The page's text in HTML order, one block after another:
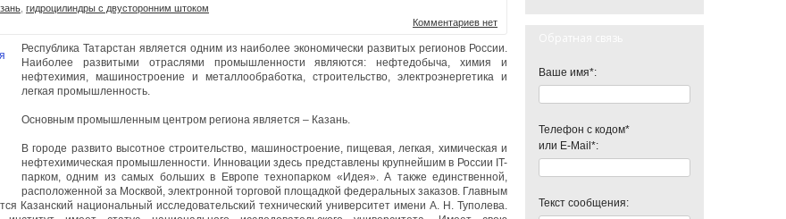
гидроцилиндры с двусторонним штоком
Комментариев нет
Республика Татарстан является одним из наиболее экономически развитых регионов России.
Наиболее развитыми отраслями промышленности являются: нефтедобыча, химия и
нефтехимия, машиностроение и металлообработка, строительство, электроэнергетика и
легкая промышленность.
Основным промышленным центром региона является – Казань.
В городе развито высотное строительство, машиностроение, пищевая, легкая, химическая и
нефтехимическая промышленности. Инновации здесь представлены крупнейшим в России IT-
парком, одним из самых больших в Европе технопарком «Идея». А также единственной,
расположенной за Москвой, электронной торговой площадкой федеральных заказов. Главным
Казанский национальный исследовательский технический университет имени А. Н. Туполева.
Ваше имя*:
Телефон с кодом*
или E-Mail*:
Текст сообщения: